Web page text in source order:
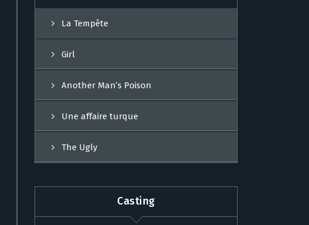
La Tempête
Girl
Another Man’s Poison
Une affaire turque
The Ugly
Casting